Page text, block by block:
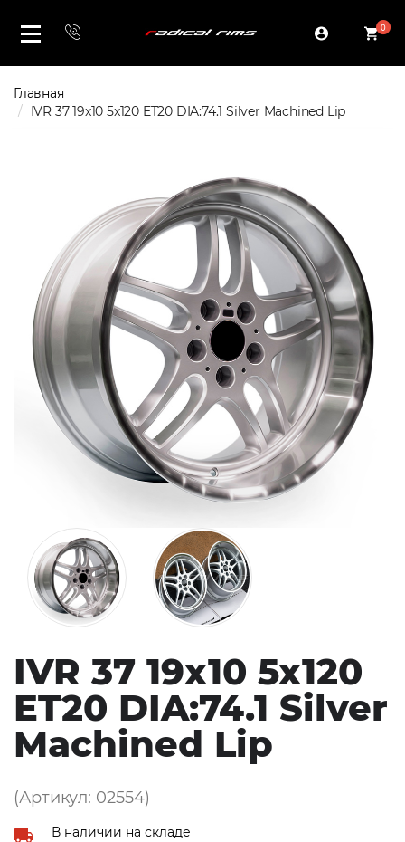
0
Главная
IVR 37 19x10 5x120 ET20 DIA:74.1 Silver Machined Lip
IVR 37 19x10 5x120
ET20 DIA:74.1 Silver
Machined Lip
(Артикул: 02554)
В наличии на складе